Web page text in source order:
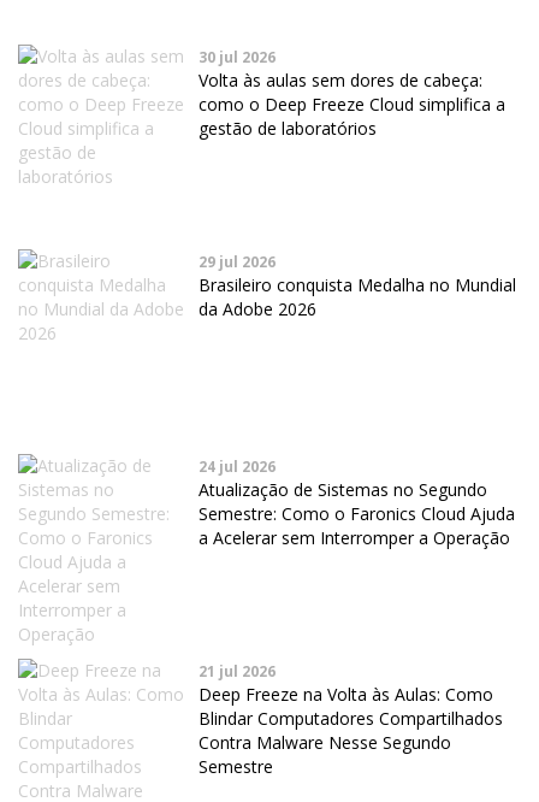
30 jul 2026
Volta às aulas sem dores de cabeça:
como o Deep Freeze Cloud simplifica a
gestão de laboratórios
29 jul 2026
Brasileiro conquista Medalha no Mundial
da Adobe 2026
24 jul 2026
Atualização de Sistemas no Segundo
Semestre: Como o Faronics Cloud Ajuda
a Acelerar sem Interromper a Operação
21 jul 2026
Deep Freeze na Volta às Aulas: Como
Blindar Computadores Compartilhados
Contra Malware Nesse Segundo
Semestre